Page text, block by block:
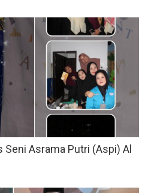
Asrama Putri (Aspi) Al